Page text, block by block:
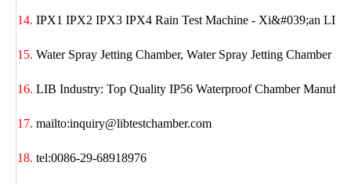
IPX1 IPX2 IPX3 IPX4 Rain Test Machine - Xi&#039;an LIB
Water Spray Jetting Chamber, Water Spray Jetting Chamber
LIB Industry: Top Quality IP56 Waterproof Chamber
mailto:inquiry@libtestchamber.com
tel:0086-29-68918976